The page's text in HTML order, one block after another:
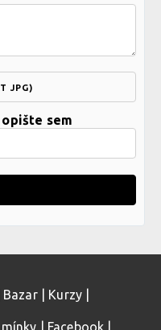
JPG)
opište sem
Bazar| Kurzy
Facebook